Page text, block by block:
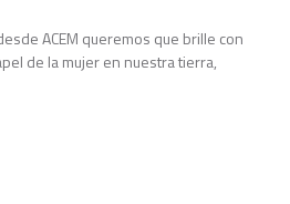
ACEM queremos que brille con
de la mujer en nuestra tierra,